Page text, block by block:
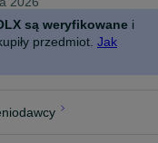
są weryfikowane i
przedmiot. Jak